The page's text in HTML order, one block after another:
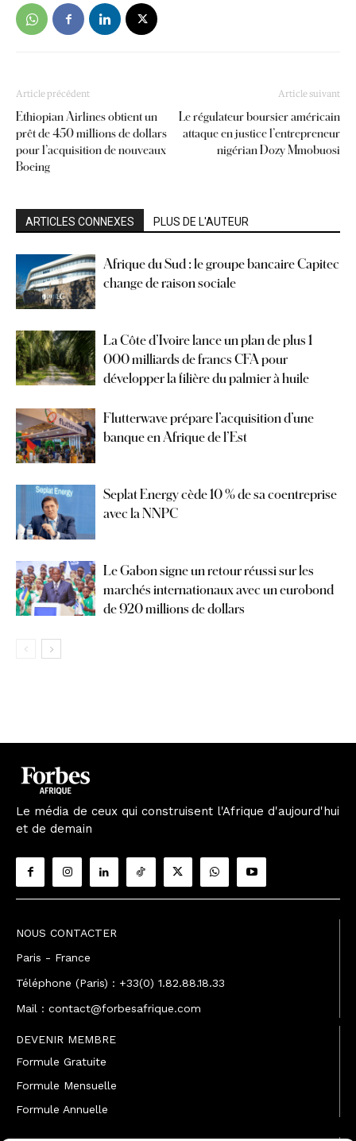
Article précédent
Ethiopian Airlines obtient un
prêt de 450 millions de dollars
pour l’acquisition de nouveaux
Boeing
Article suivant
Le régulateur boursier américain
attaque en justice l’entrepreneur
nigérian Dozy Mmobuosi
ARTICLES CONNEXES PLUS DE L'AUTEUR
Afrique du Sud : le groupe bancaire Capitec
change de raison sociale
La Côte d’Ivoire lance un plan de plus 1
000 milliards de francs CFA pour
développer la filière du palmier à huile
Flutterwave prépare l’acquisition d’une
banque en Afrique de l’Est
Seplat Energy cède 10 % de sa coentreprise
avec la NNPC
Le Gabon signe un retour réussi sur les
marchés internationaux avec un eurobond
de 920 millions de dollars
Le média de ceux qui construisent l'Afrique d'aujourd'hui
et de demain
NOUS CONTACTER
Paris - France
Téléphone (Paris) : +33(0) 1.82.88.18.33
Mail : contact@forbesafrique.com
DEVENIR MEMBRE
Formule Gratuite
Formule Mensuelle
Formule Annuelle